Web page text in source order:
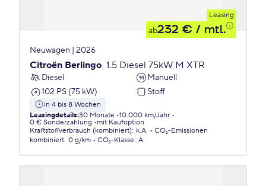
Leasing
ab232 € / mtl.
Neuwagen | 2026
Citroën Berlingo 1.5 Diesel 75kW M XTR
Diesel
Manuell
102 PS (75 kW)
Stoff
in 4 bis 8 Wochen
Leasingdetails:30 Monate 10.000 km/Jahr
0 € Sonderzahlung
mit Kaufoption
Kraftstoffverbrauch (kombiniert): k.A.
CO₂-Emissionen
kombiniert: 0 g/km CO₂-Klasse: A